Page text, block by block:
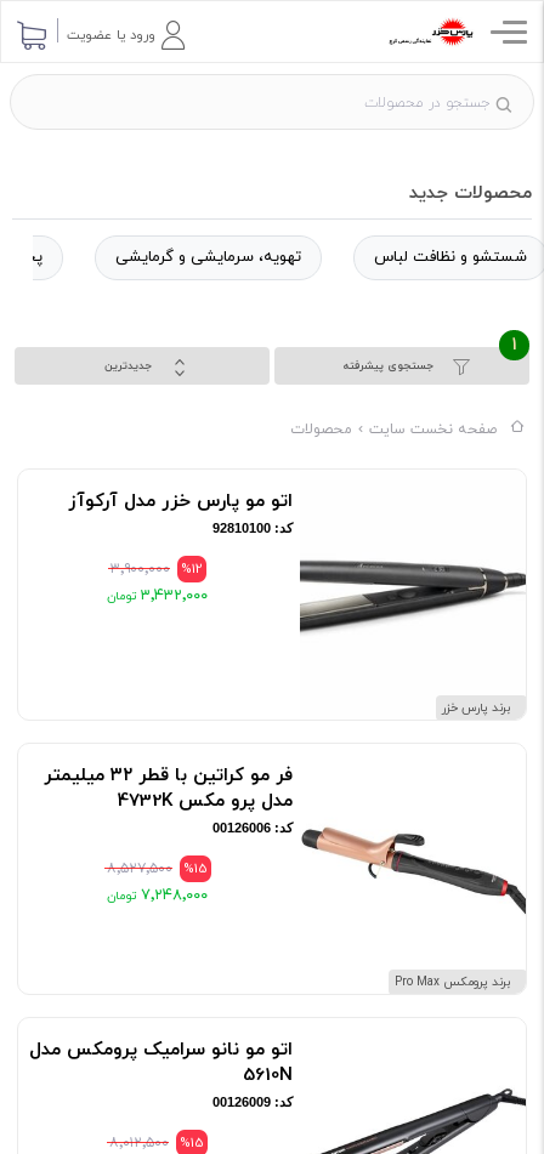
ورود یا عضویت
محصولات جدید
شستشو و نظافت لباس تهویه، سرمایشی و گرمایشی پخت
جستجوی پیشرفته
1
جدیدترین
صفحه نخست سایت محصولات
برند پارس خزر
اتو مو پارس خزر مدل آرکوآز
کد: 92810100
%12 ۳٬۹۰۰٬۰۰۰
۳٬۴۳۲٬۰۰۰
برند پرومکس Pro Max
فر مو کراتین با قطر ۳۲ میلیمتر
مدل پرو مکس 4732K
کد: 00126006
%15 ۸٬۵۲۷٬۵۰۰
۷٬۲۴۸٬۰۰۰
اتو مو نانو سرامیک پرومکس مدل
5610N
کد: 00126009
%15 ۸٬۰۱۲٬۵۰۰